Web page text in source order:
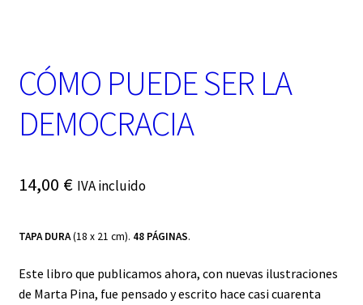
rCÓMO PUEDE SER LA
DEMOCRACIA
14,00 € IVA incluido
TAPA DURA(18 x 21 cm). 48 PÁGINAS.
Este libro que publicamos ahora, con nuevas ilustraciones
de Marta Pina, fue pensado y escrito hace casi cuarenta